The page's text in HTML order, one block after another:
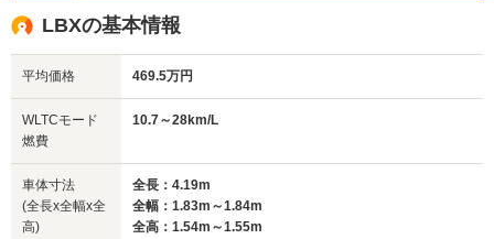
サイズ
(全長x全幅x全高)
1.84m
全長
ホイールベース
-m
1.87m
LBXの基本情報
平均価格 469.5万円
WLTCモード
燃費
10.7～28km/L
車体寸法
(全長x全幅x全
高)
全長：4.19m
全幅：1.83m～1.84m
全高：1.54m～1.55m